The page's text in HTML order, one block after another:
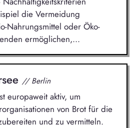
die Vermeidung
Nahrungsmittel oder Öko-
ermöglichen,...
// Berlin
europaweit aktiv, um
von Brot für die
und zu vermitteln.